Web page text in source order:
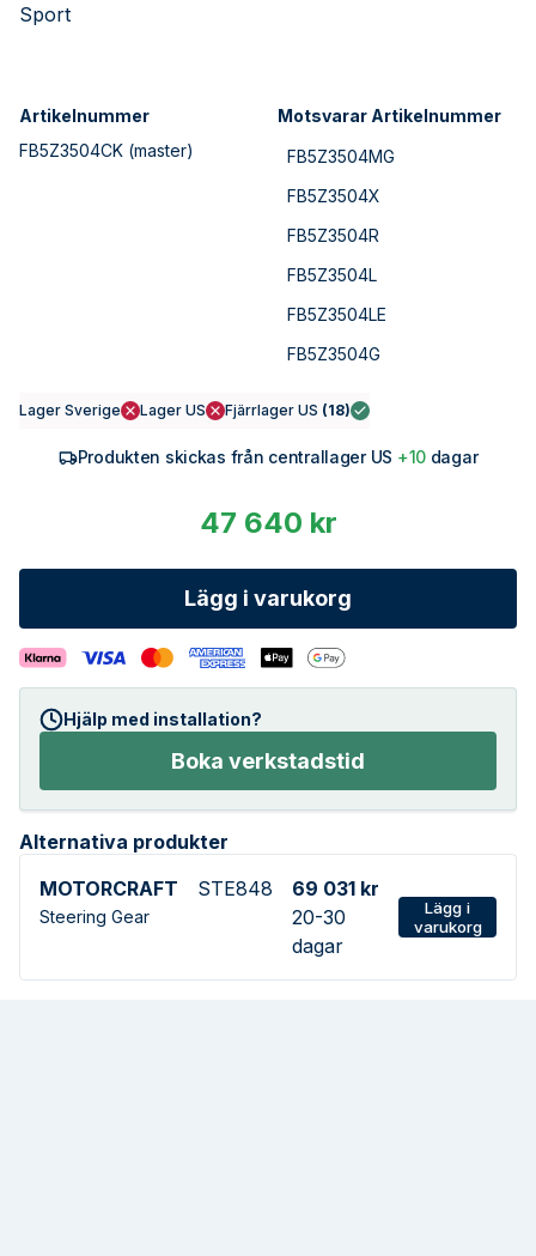
Sport
Artikelnummer
FB5Z3504CK (master)
Motsvarar Artikelnummer
FB5Z3504MG
FB5Z3504X
FB5Z3504R
FB5Z3504L
FB5Z3504LE
FB5Z3504G
Lager Sverige Lager US Fjärrlager US (18)
Produkten skickas från centrallager US +10 dagar
47 640 kr
Lägg i varukorg
Hjälp med installation?
Boka verkstadstid
Alternativa produkter
MOTORCRAFT
STE848
Steering Gear
69 031 kr
20-30
dagar
Lägg i
varukorg